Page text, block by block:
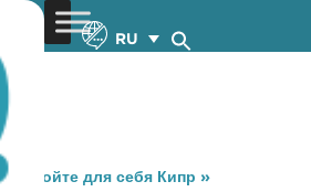
RU
Откройте для себя Кипр »